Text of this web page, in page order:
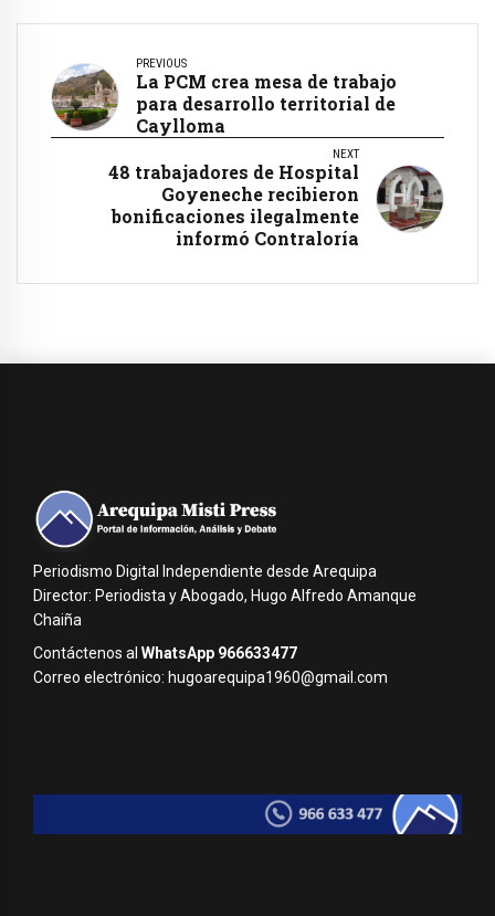
PREVIOUS
La PCM crea mesa de trabajo
para desarrollo territorial de
Caylloma
NEXT
48 trabajadores de Hospital
Goyeneche recibieron
bonificaciones ilegalmente
informó Contraloría
Periodismo Digital Independiente desde Arequipa
Director: Periodista y Abogado, Hugo Alfredo Amanque
Chaiña
Contáctenos al WhatsApp 966633477
Correo electrónico: hugoarequipa1960@gmail.com